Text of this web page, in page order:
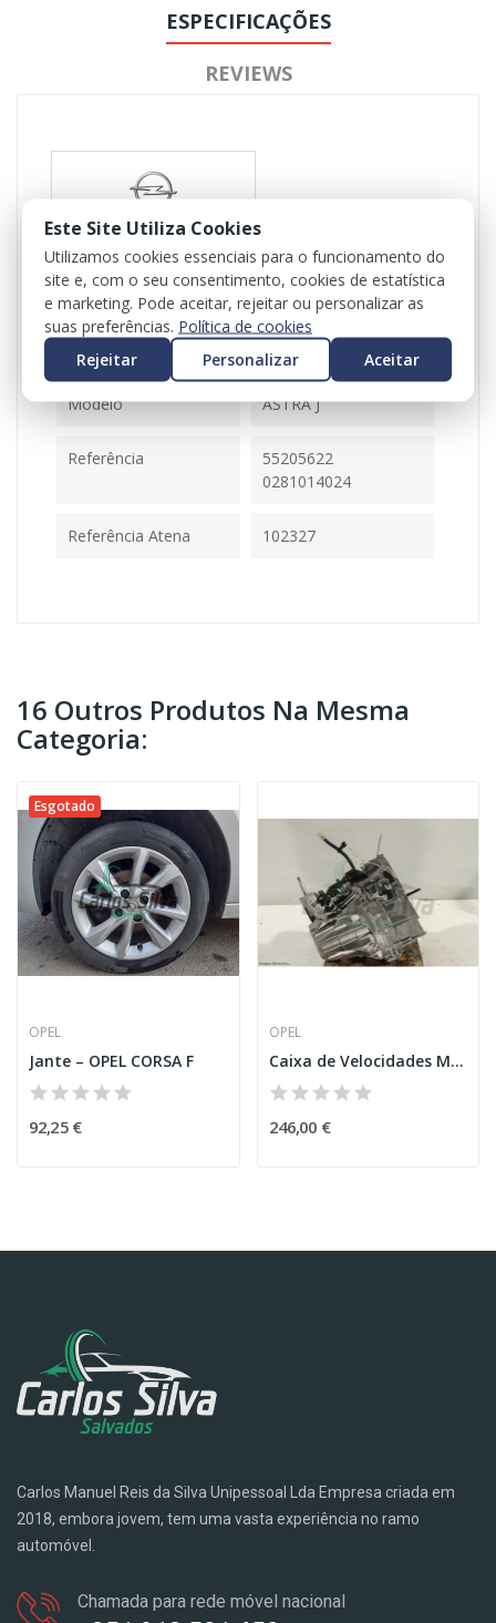
ESPECIFICAÇÕES
REVIEWS
Referência 102327
Disponível 1 Item
Ficha Informativa
Modelo ASTRA J
Referência
55205622
0281014024
Referência Atena 102327
16 Outros Produtos Na Mesma
Categoria:
Esgotado
OPEL
Jante – OPEL CORSA F
92,25 €
OPEL
Caixa de Velocidades Manual – OPEL CORSA D (S07)
246,00 €
Carlos Manuel Reis da Silva Unipessoal Lda Empresa criada em
2018, embora jovem, tem uma vasta experiência no ramo
automóvel.
Chamada para rede móvel nacional
Este Site Utiliza Cookies
Utilizamos cookies essenciais para o funcionamento do
site e, com o seu consentimento, cookies de estatística
e marketing. Pode aceitar, rejeitar ou personalizar as
suas preferências. Política de cookies
Rejeitar
Personalizar Aceitar